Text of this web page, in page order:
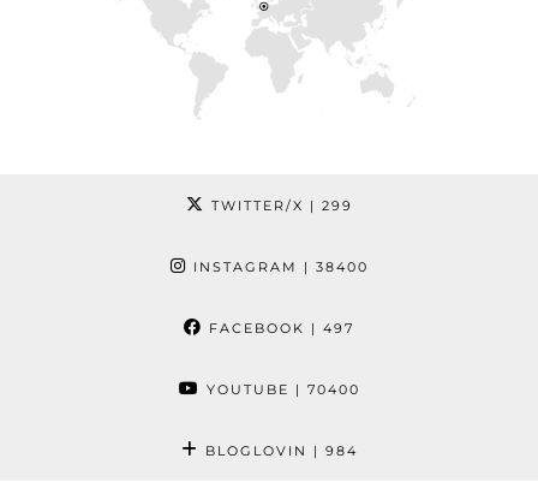
TWITTER/X | 299
INSTAGRAM | 38400
FACEBOOK | 497
YOUTUBE | 70400
BLOGLOVIN | 984